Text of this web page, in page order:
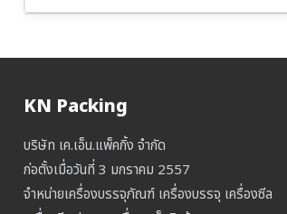
KN Packing
บริษัท เค.เอ็น.แพ็คกิ้ง จำกัด
ก่อตั้งเมื่อวันที่ 3 มกราคม 2557
จำหน่ายเครื่องบรรจุภัณฑ์ เครื่องบรรจุ เครื่องซีล